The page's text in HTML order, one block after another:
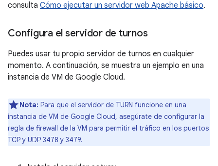
consulta Cómo ejecutar un servidor web Apache básico.
Configura el servidor de turnos
Puedes usar tu propio servidor de turnos en cualquier
momento. A continuación, se muestra un ejemplo en una
instancia de VM de Google Cloud.
Nota: Para que el servidor de TURN funcione en una
instancia de VM de Google Cloud, asegúrate de configurar la
regla de firewall de la VM para permitir el tráfico en los puertos
TCP y UDP 3478 y 3479.